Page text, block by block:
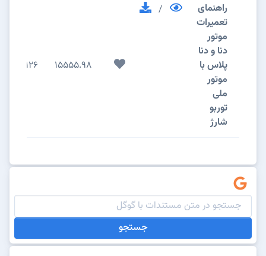
راهنمای
تعمیرات
موتور
دنا و دنا
پلاس با
موتور
ملی
توربو
شارژ
/
15555.98
126
جستجو